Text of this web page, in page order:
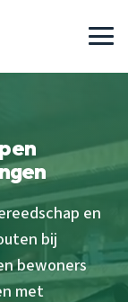
en
bij
bewoners
met